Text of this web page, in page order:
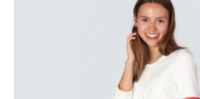
Produkt
weist
mehrere
Varianten